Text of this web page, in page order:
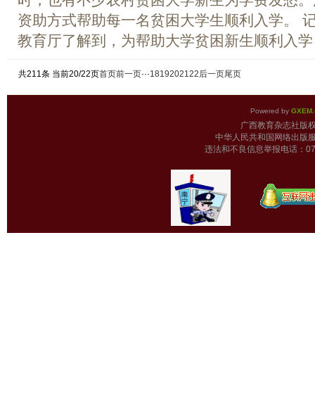
资助方式帮助每一名贫困大学生顺利入学。
教育厅了解到，为帮助大学贫困新生顺利入
共211条 当前20/22页首页前一页···1819202122后一页尾页
Powered by
广西教育杂志
中华人民共和国网络出版
违法和不良信息举报电话：